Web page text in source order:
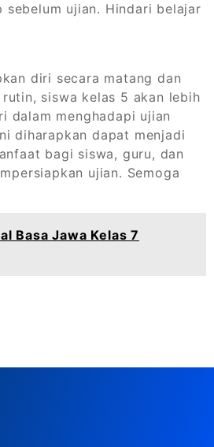
sebelum ujian. Hindari belajar
diri secara matang dan
siswa kelas 5 akan lebih
dalam menghadapi ujian
diharapkan dapat menjadi
bagi siswa, guru, dan
ujian. Semoga
Basa Jawa Kelas 7